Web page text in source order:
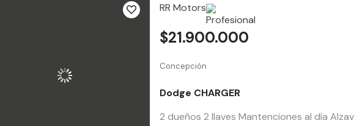
RR Motors
Concepción
Dodge CHARGER
2 dueños 2 llaves Mantenciones al día
$21.900.000